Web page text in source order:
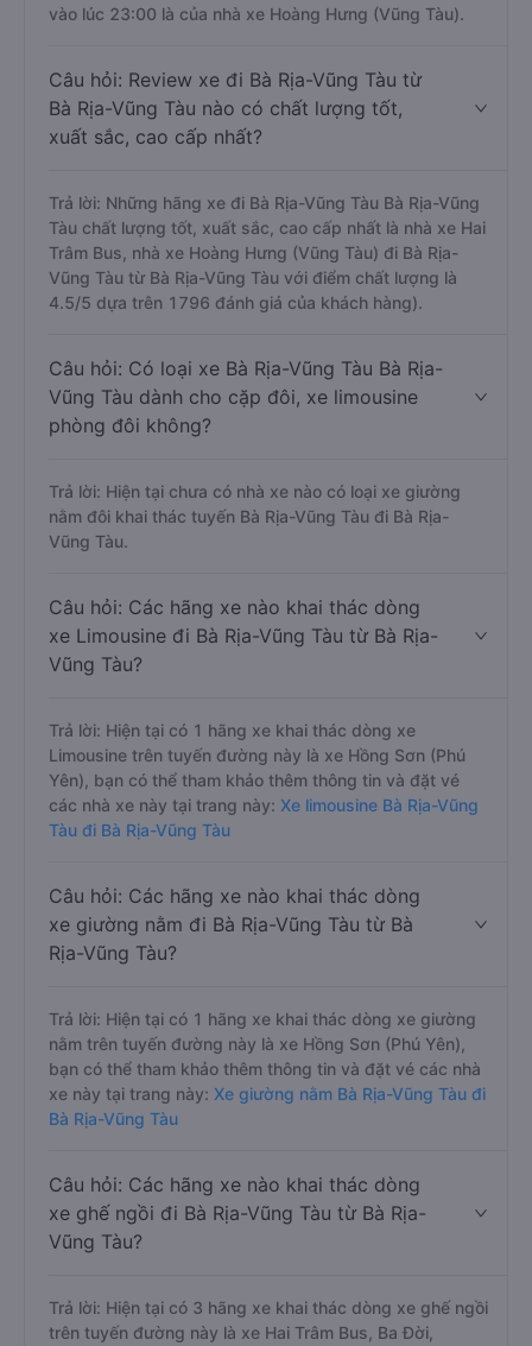
vào lúc 23:00 là của nhà xe Hoàng Hưng (Vũng Tàu).
Câu hỏi: Review xe đi Bà Rịa-Vũng Tàu từ
Bà Rịa-Vũng Tàu nào có chất lượng tốt,
xuất sắc, cao cấp nhất?
Trả lời: Những hãng xe đi Bà Rịa-Vũng Tàu Bà Rịa-Vũng
Tàu chất lượng tốt, xuất sắc, cao cấp nhất là nhà xe Hai
Trâm Bus, nhà xe Hoàng Hưng (Vũng Tàu) đi Bà Rịa-
Vũng Tàu từ Bà Rịa-Vũng Tàu với điểm chất lượng là
4.5/5 dựa trên 1796 đánh giá của khách hàng).
Câu hỏi: Có loại xe Bà Rịa-Vũng Tàu Bà Rịa-
Vũng Tàu dành cho cặp đôi, xe limousine
phòng đôi không?
Trả lời: Hiện tại chưa có nhà xe nào có loại xe giường
nằm đôi khai thác tuyến Bà Rịa-Vũng Tàu đi Bà Rịa-
Vũng Tàu.
Câu hỏi: Các hãng xe nào khai thác dòng
xe Limousine đi Bà Rịa-Vũng Tàu từ Bà Rịa-
Vũng Tàu?
Trả lời: Hiện tại có 1 hãng xe khai thác dòng xe
Limousine trên tuyến đường này là xe Hồng Sơn (Phú
Yên), bạn có thể tham khảo thêm thông tin và đặt vé
các nhà xe này tại trang này: Xe limousine Bà Rịa-Vũng
Tàu đi Bà Rịa-Vũng Tàu
Câu hỏi: Các hãng xe nào khai thác dòng
xe giường nằm đi Bà Rịa-Vũng Tàu từ Bà
Rịa-Vũng Tàu?
Trả lời: Hiện tại có 1 hãng xe khai thác dòng xe giường
nằm trên tuyến đường này là xe Hồng Sơn (Phú Yên),
bạn có thể tham khảo thêm thông tin và đặt vé các nhà
xe này tại trang này: Xe giường nằm Bà Rịa-Vũng Tàu đi
Bà Rịa-Vũng Tàu
Câu hỏi: Các hãng xe nào khai thác dòng
xe ghế ngồi đi Bà Rịa-Vũng Tàu từ Bà Rịa-
Vũng Tàu?
Trả lời: Hiện tại có 3 hãng xe khai thác dòng xe ghế ngồi
trên tuyến đường này là xe Hai Trâm Bus, Ba Đời,